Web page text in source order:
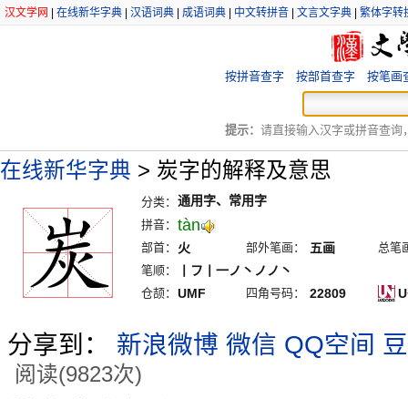
汉文学网 在线新华字典 汉语词典 成语词典 中文转拼音 文言文字典 繁体字转
按拼音查字 按部首查字 按笔画
提示： 请直接输入汉字或拼音查询
在线新华字典 > 炭字的解释及意思
分类： 通用字、常用字
拼音： tàn
部首： 火 部外笔画： 五画
总笔
笔顺：
丨フ丨一ノ丶ノノ丶
仓颉： UMF 四角号码： 22809
分享到： 新浪微博 微信 QQ空间
阅读(9823次)